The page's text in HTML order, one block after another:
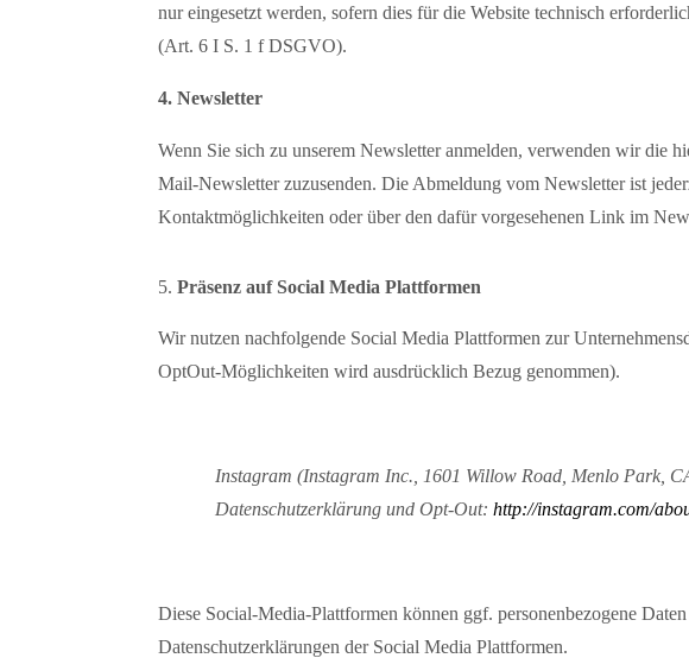
nur eingesetzt werden, sofern dies für die Website technisch
(Art. 6 I S. 1 f DSGVO).
4. Newsletter
Wenn Sie sich zu unserem Newsletter anmelden, verwenden wir die
Mail-Newsletter zuzusenden. Die Abmeldung vom Newsletter ist
Kontaktmöglichkeiten oder über den dafür vorgesehenen Link im
Präsenz auf Social Media Plattformen
Wir nutzen nachfolgende Social Media Plattformen zur
OptOut-Möglichkeiten wird ausdrücklich Bezug genommen).
Instagram (Instagram Inc., 1601 Willow Road, Menlo Park,
Datenschutzerklärung und Opt-Out: http://instagram.com/
Diese Social-Media-Plattformen können ggf. personenbezogene
Datenschutzerklärungen der Social Media Plattformen.